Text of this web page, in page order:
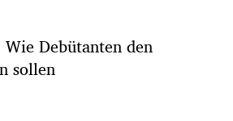
Debütanten den
sollen